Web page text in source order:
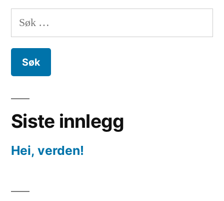
Søk
etter:
Siste innlegg
Hei, verden!